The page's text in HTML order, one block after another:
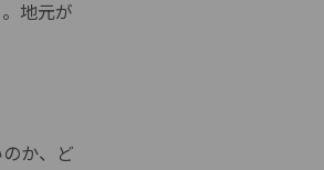
地元が
か、ど